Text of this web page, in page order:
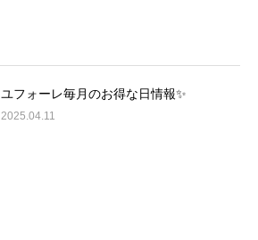
ユフォーレ毎月のお得な日情報✨
2025.04.11